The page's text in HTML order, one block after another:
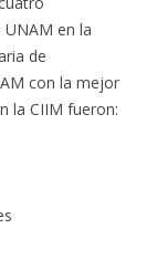
en la
de
con la mejor
la CIIM fueron: